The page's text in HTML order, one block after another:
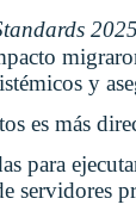
2025
y
es más
para
servidores